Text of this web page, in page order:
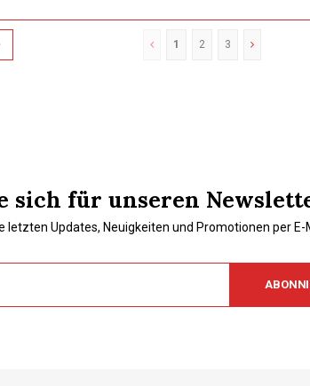
1 2 3
sich für unseren
letzten Updates, Neuigkeiten und Promotionen per E-